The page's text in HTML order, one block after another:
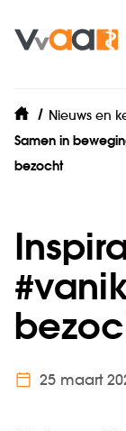
home
Nieuws en
Samen in
bezocht
25 maart